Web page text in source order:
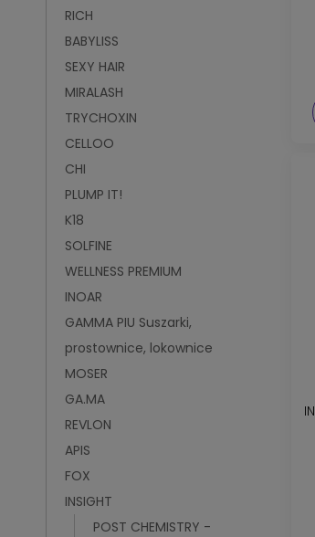
RICH
BABYLISS
SEXY HAIR
MIRALASH
TRYCHOXIN
CELLOO
CHI
PLUMP IT!
K18
SOLFINE
WELLNESS PREMIUM
INOAR
GAMMA PIU Suszarki,
prostownice, lokownice
MOSER
GA.MA
REVLON
APIS
FOX
INSIGHT
POST CHEMISTRY -